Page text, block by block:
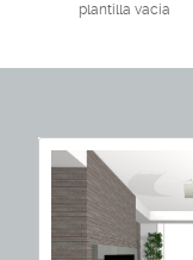
plantilla vacia